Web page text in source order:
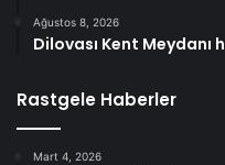
Ağustos 8, 2026
Dilovası Kent Meydanı
Rastgele Haberler
Mart 4, 2026